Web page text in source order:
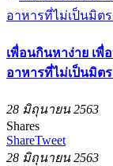
เพื่อนกินหาง่าย เพื่
อาหารที่ไม่เป็นมิต
28 มิถุนายน 2563
Shares
ShareTweet
28 มิถุนายน 2563